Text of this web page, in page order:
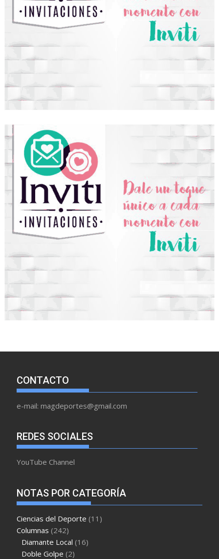
CONTACTO
e-mail: magdeportes@gmail.com
REDES SOCIALES
YouTube Channel
NOTAS POR CATEGORÍA
Ciencias del Deporte (11)
Columnas (242)
Diamante Local (16)
Doble Golpe (2)